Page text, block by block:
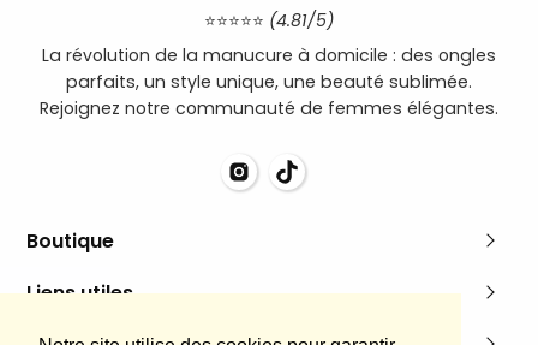
⭐⭐⭐⭐⭐ (4.81/5)
La révolution de la manucure à domicile : des ongles
parfaits, un style unique, une beauté sublimée.
Rejoignez notre communauté de femmes élégantes.
Boutique
Pack découverte
Liens utiles
À propos